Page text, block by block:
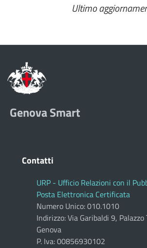
Ultimo
Genova Smart
Contatti
URP - Ufficio Relazioni con il
Posta Elettronica Certificata
Numero Unico: 010.1010
Indirizzo: Via Garibaldi 9,
Genova
P. Iva: 00856930102